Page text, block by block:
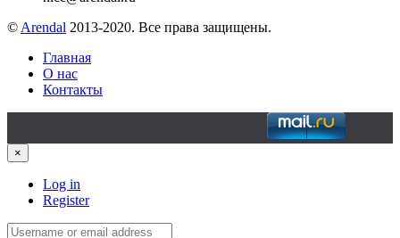
© Arendal 2013-2020. Все права защищены.
Главная
О нас
Контакты
×
Log in
Register